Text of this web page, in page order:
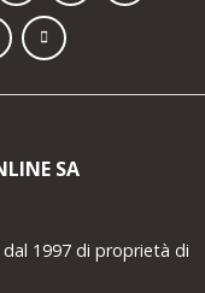
SA
1997 di proprietà di